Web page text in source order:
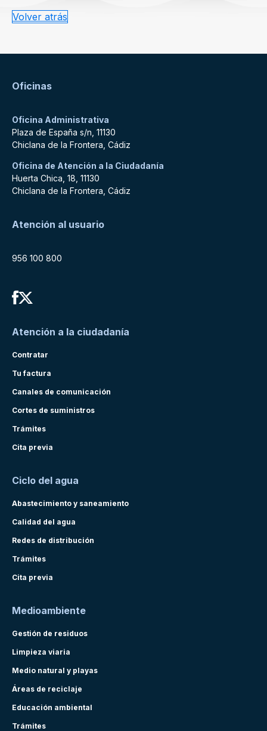
Volver atrás
Oficinas
Oficina Administrativa
Plaza de España s/n, 11130
Chiclana de la Frontera, Cádiz
Oficina de Atención a la Ciudadanía
Huerta Chica, 18, 11130
Chiclana de la Frontera, Cádiz
Atención al usuario
956 100 800
Atención a la ciudadanía
Contratar
Tu factura
Canales de comunicación
Cortes de suministros
Trámites
Cita previa
Ciclo del agua
Abastecimiento y saneamiento
Calidad del agua
Redes de distribución
Trámites
Cita previa
Medioambiente
Gestión de residuos
Limpieza viaria
Medio natural y playas
Áreas de reciclaje
Educación ambiental
Trámites